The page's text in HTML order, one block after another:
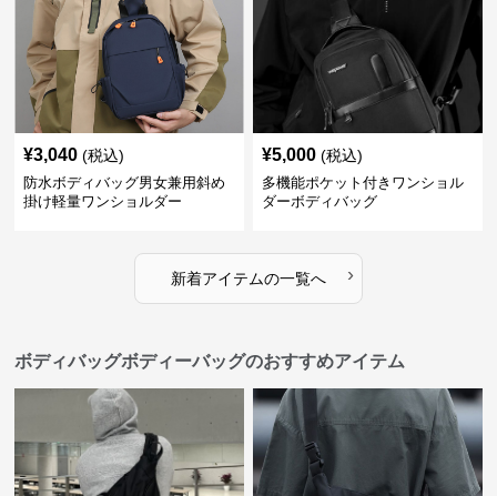
¥3,040 (税込)
防水ボディバッグ男女兼用斜め
掛け軽量ワンショルダー
¥5,000 (税込)
多機能ポケット付きワンショル
ダーボディバッグ
新着アイテムの一覧へ ›
ボディバッグボディーバッグのおすすめアイテム